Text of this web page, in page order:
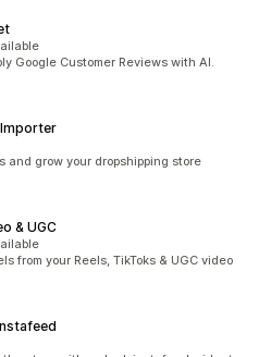
Google Customer Reviews with AI.
and grow your dropshipping store
& UGC
from your Reels, TikToks & UGC video